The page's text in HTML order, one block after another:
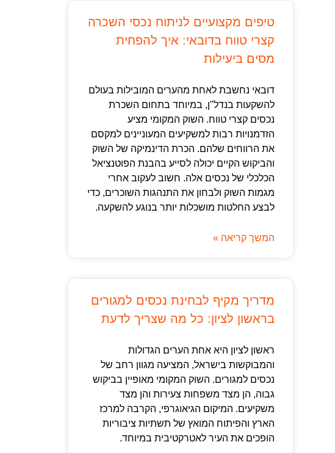
טיפים מקצועיים לניתוח נכסי השכרה
קצרי טווח בדובאי: איך להפחית
מסים ביעילות
דובאי נחשבת לאחת מהערים המובילות בעולם
להשקעות בנדל"ן, במיוחד בתחום השכרת
נכסים קצרי טווח. השוק המקומי מציע
הזדמנויות רבות למשקיעים המעוניינים למקסם
את הרווחים שלהם. הכרת הדינמיקה של השוק
והביקוש הקיים יכולה לסייע בהבנת הפוטנציאל
הכלכלי של נכסים אלה. חשוב לעקוב אחרי
מגמות השוק ולבחון את התנהגות השוכרים, כדי
לבצע החלטות מושכלות יותר בנוגע להשקעה.
המשך קריאה »
מדריך מקיף לבחינת נכסים למגורים
בראשון לציון: כל מה שצריך לדעת
ראשון לציון היא אחת הערים הגדולות
והמבוקשות בישראל, המציעה מגוון רחב של
נכסים למגורים. השוק המקומי מאופיין בביקוש
גבוה, הן מצד משפחות צעירות והן מצד
משקיעים. המיקום הגיאוגרפי, הקרבה למרכז
הארץ והפיתוח המואץ של תשתיות ציבוריות
הופכים את העיר לאטרקטיבית במיוחד.